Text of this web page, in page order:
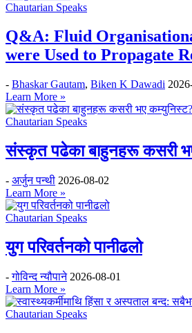
Chautarian Speaks
Q&A: Fluid
were Used to Propagate
- Bhaskar Gautam, Biken K Dawadi
Learn More »
Chautarian Speaks
संस्कृत पढेका बाहुनहरू कसरी
- अर्जुन पन्थी 2026-08-02
Learn More »
Chautarian Speaks
युग परिवर्तनको पानीढलो
-गोविन्द न्यौपाने 2026-08-01
Learn More »
Chautarian Speaks